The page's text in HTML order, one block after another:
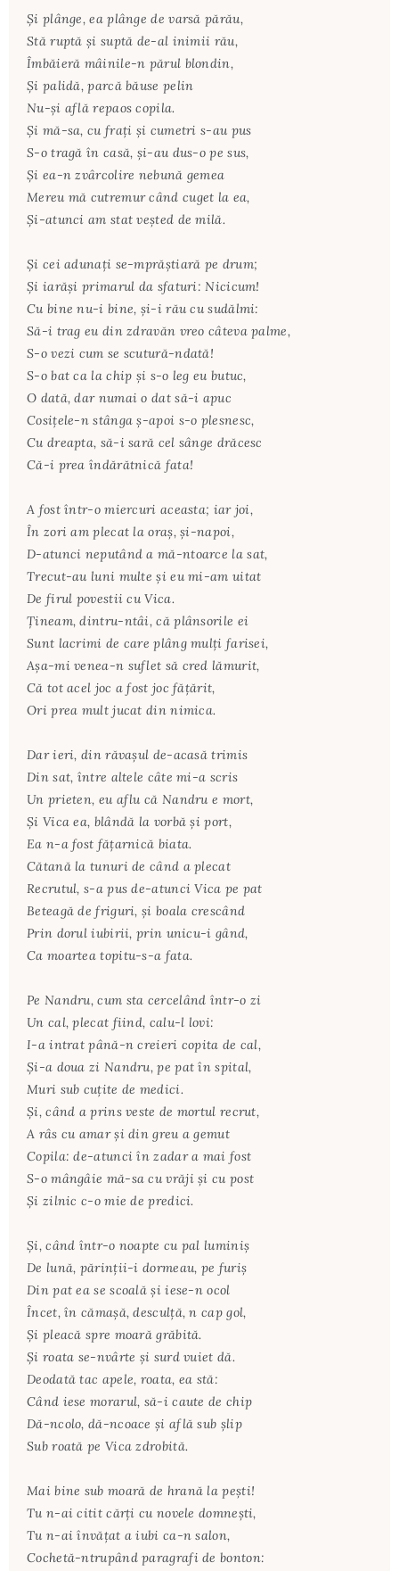
Şi plânge, ea plânge de varsă părău,
Stă ruptă şi suptă de-al inimii rău,
Îmbăieră mâinile-n părul blondin,
Şi palidă, parcă băuse pelin
Nu-şi află repaos copila.
Şi mă-sa, cu fraţi şi cumetri s-au pus
S-o tragă în casă, şi-au dus-o pe sus,
Şi ea-n zvârcolire nebună gemea
Mereu mă cutremur când cuget la ea,
Şi-atunci am stat veşted de milă.
Şi cei adunaţi se-mprăştiară pe drum;
Şi iarăşi primarul da sfaturi: Nicicum!
Cu bine nu-i bine, şi-i rău cu sudălmi:
Să-i trag eu din zdravăn vreo câteva palme,
S-o vezi cum se scutură-ndată!
S-o bat ca la chip şi s-o leg eu butuc,
O dată, dar numai o dat să-i apuc
Cosiţele-n stânga ş-apoi s-o plesnesc,
Cu dreapta, să-i sară cel sânge drăcesc
Că-i prea îndărătnică fata!
A fost într-o miercuri aceasta; iar joi,
În zori am plecat la oraş, şi-napoi,
D-atunci neputând a mă-ntoarce la sat,
Trecut-au luni multe şi eu mi-am uitat
De firul povestii cu Vica.
Ţineam, dintru-ntâi, că plânsorile ei
Sunt lacrimi de care plâng mulţi farisei,
Aşa-mi venea-n suflet să cred lămurit,
Că tot acel joc a fost joc făţărit,
Ori prea mult jucat din nimica.
Dar ieri, din răvaşul de-acasă trimis
Din sat, între altele câte mi-a scris
Un prieten, eu aflu că Nandru e mort,
Şi Vica ea, blândă la vorbă şi port,
Ea n-a fost făţarnică biata.
Cătană la tunuri de când a plecat
Recrutul, s-a pus de-atunci Vica pe pat
Beteagă de friguri, şi boala crescând
Prin dorul iubirii, prin unicu-i gând,
Ca moartea topitu-s-a fata.
Pe Nandru, cum sta cercelând într-o zi
Un cal, plecat fiind, calu-l lovi:
I-a intrat până-n creieri copita de cal,
Şi-a doua zi Nandru, pe pat în spital,
Muri sub cuţite de medici.
Şi, când a prins veste de mortul recrut,
A râs cu amar şi din greu a gemut
Copila: de-atunci în zadar a mai fost
S-o mângâie mă-sa cu vrăji şi cu post
Şi zilnic c-o mie de predici.
Şi, când într-o noapte cu pal luminiş
De lună, părinţii-i dormeau, pe furiş
Din pat ea se scoală şi iese-n ocol
Încet, în cămaşă, desculţă, n cap gol,
Şi pleacă spre moară grăbită.
Şi roata se-nvârte şi surd vuiet dă.
Deodată tac apele, roata, ea stă:
Când iese morarul, să-i caute de chip
Dă-ncolo, dă-ncoace şi află sub şlip
Sub roată pe Vica zdrobită.
Mai bine sub moară de hrană la peşti!
Tu n-ai citit cărţi cu novele domneşti,
Tu n-ai învăţat a iubi ca-n salon,
Cochetă-ntrupând paragrafi de bonton: